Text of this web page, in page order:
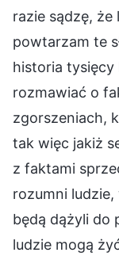
razie sądzę, że
powtarzam te
historia tysięcy
rozmawiać o
zgorszeniach,
tak więc jakiż
z faktami
rozumni ludzie,
będą dążyli do
ludzie mogą